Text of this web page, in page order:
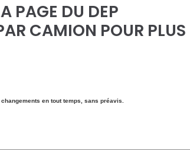
PAGE DU DEP
CAMION POUR PLUS
en tout temps, sans préavis.